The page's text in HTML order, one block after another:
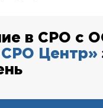
в СРО с
Центр»